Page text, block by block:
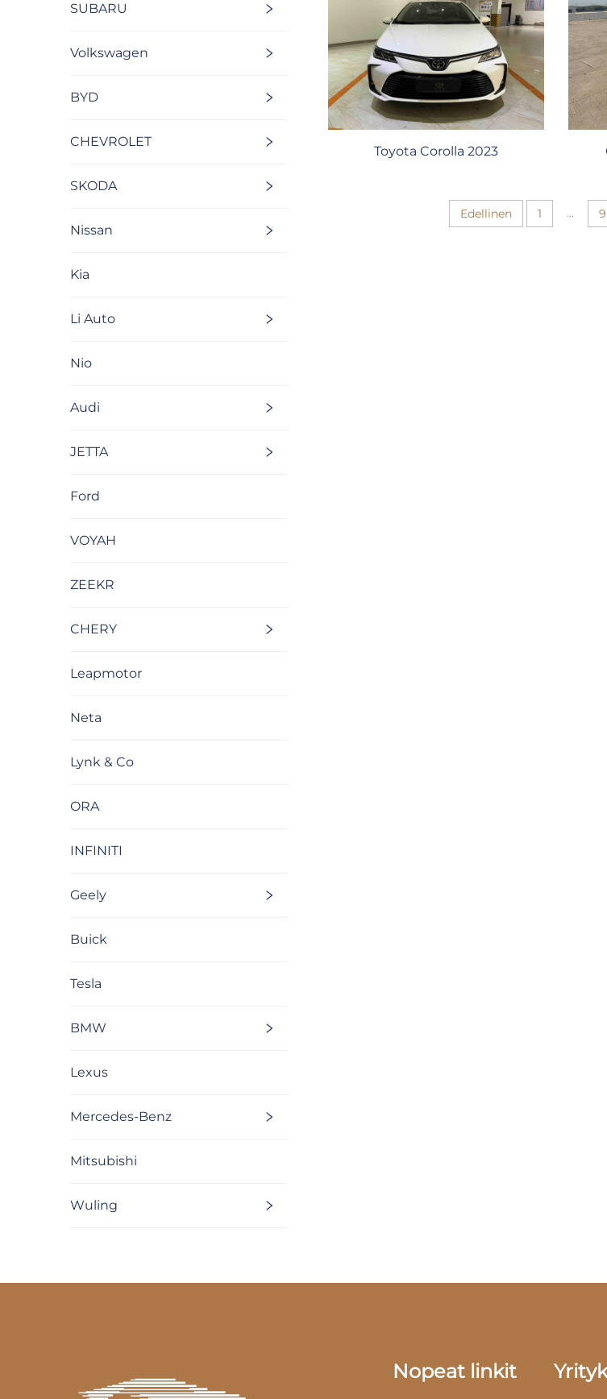
SUBARU
Volkswagen
BYD
CHEVROLET
SKODA
Nissan
Kia
Li Auto
Nio
Audi
JETTA
Ford
VOYAH
ZEEKR
CHERY
Leapmotor
Neta
Lynk & Co
ORA
INFINITI
Geely
Buick
Tesla
BMW
Lexus
Mercedes-Benz
Mitsubishi
Wuling
Toyota Corolla 2023
Edellinen 1 ... 9
Nopeat linkit